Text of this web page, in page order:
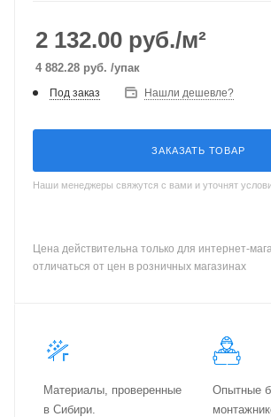
2 132.00 руб./м²
4 882.28 руб. /упак
Под заказ Нашли дешевле?
ЗАКАЗАТЬ ТОВАР
Наши менеджеры свяжутся с вами и уточнят
Цена действительна только для интернет-
отличаться от цен в розничных магазинах
Материалы, проверенные
в Сибири.
Опытные